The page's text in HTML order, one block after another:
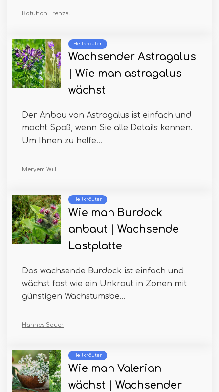
Batuhan Frenzel
Heilkräuter
Wachsender Astragalus
| Wie man astragalus
wächst
Der Anbau von Astragalus ist einfach und
macht Spaß, wenn Sie alle Details kennen.
Um Ihnen zu helfe...
Meryem Will
Heilkräuter
Wie man Burdock
anbaut | Wachsende
Lastplatte
Das wachsende Burdock ist einfach und
wächst fast wie ein Unkraut in Zonen mit
günstigen Wachstumsbe...
Hannes Sauer
Heilkräuter
Wie man Valerian
wächst | Wachsender